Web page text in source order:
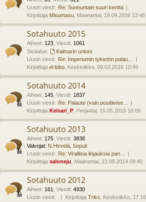
Uusin viesti: Re: Sunnuntain suuri kenttä
Kirjoittaja Misumasu , Maanantai, 19.09.2016 13:48
Sotahuuto 2015
Aiheet: 123 Viestit: 1061
Sisäalue:
Kalmarin unioni
Uusin viesti: Re: Imperiumin tykistön palau…
Kirjoittaja el lobo , Keskiviikko, 09.03.2016 10:49
Sotahuuto 2014
Aiheet: 145 Viestit: 1837
Uusin viesti: Re: Palaute (vain positiivise…
Kirjoittaja Keisari_P , Perjantai, 15.05.2015 16:06
Sotahuuto 2013
Aiheet: 175 Viestit: 3838
Valvojat: N.Hirvelä Sopuli
Uusin viesti: Re: Virallisia linjauksia pan…
Kirjoittaja saloneju , Maanantai, 22.09.2014 09:40
Sotahuuto 2012
Aiheet: 161 Viestit: 4930
Uusin viesti:
Kirjoittaja Triks , Keskiviikko,